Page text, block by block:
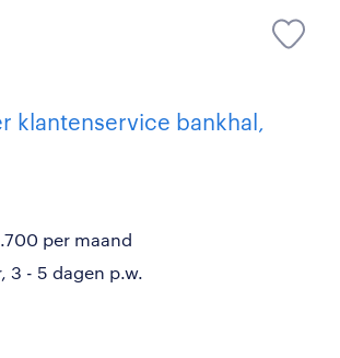
klantenservice bankhal,
per maand
3 - 5 dagen p.w.